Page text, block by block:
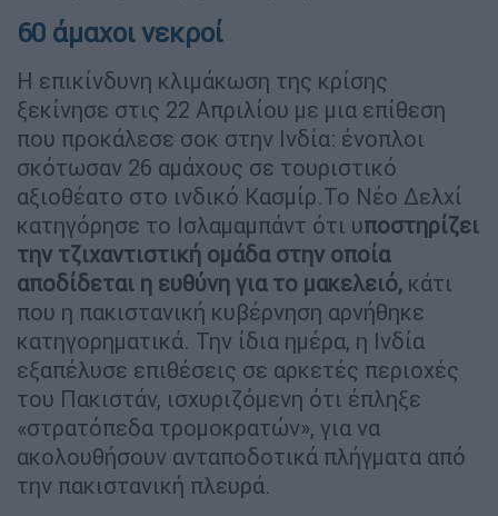
60 άμαχοι νεκροί
Η επικίνδυνη κλιμάκωση της κρίσης
ξεκίνησε στις 22 Απριλίου με μια επίθεση
που προκάλεσε σοκ στην Ινδία: ένοπλοι
σκότωσαν 26 αμάχους σε τουριστικό
αξιοθέατο στο ινδικό Κασμίρ.Το Νέο Δελχί
κατηγόρησε το Ισλαμαμπάντ ότι υποστηρίζει
την τζιχαντιστική ομάδα στην οποία
αποδίδεται η ευθύνη για το μακελειό, κάτι
που η πακιστανική κυβέρνηση αρνήθηκε
κατηγορηματικά. Την ίδια ημέρα, η Ινδία
εξαπέλυσε επιθέσεις σε αρκετές περιοχές
του Πακιστάν, ισχυριζόμενη ότι έπληξε
«στρατόπεδα τρομοκρατών», για να
ακολουθήσουν ανταποδοτικά πλήγματα από
την πακιστανική πλευρά.